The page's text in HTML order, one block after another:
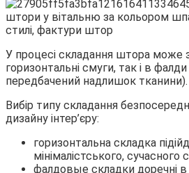
У процесі складання штора може
горизонтальні смуги, так і в
передбачений надлишок тканини).
Вибір типу складання
дизайну інтер’єру:
горизонтальна складка
мінімалістського,
фалдовые складки доречні